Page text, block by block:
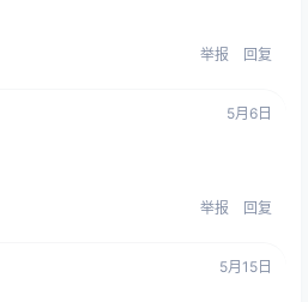
举报 回复
5月6日
举报 回复
5月15日